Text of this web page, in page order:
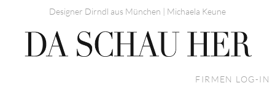
Designer Dirndl aus München | Michaela Keune
FIRMEN LOG-IN